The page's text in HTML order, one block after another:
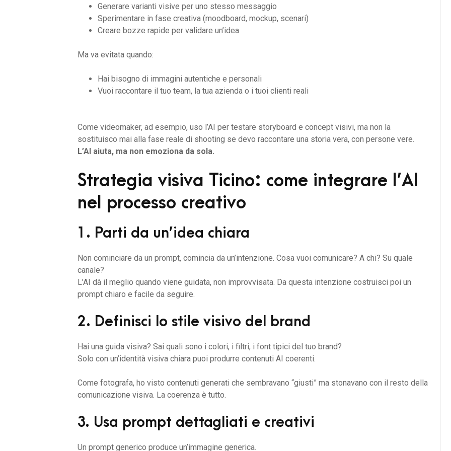
Generare varianti visive per uno stesso messaggio
Sperimentare in fase creativa (moodboard, mockup, scenari)
Creare bozze rapide per validare un’idea
Ma va evitata quando:
Hai bisogno di immagini autentiche e personali
Vuoi raccontare il tuo team, la tua azienda o i tuoi clienti reali
Come videomaker, ad esempio, uso l’AI per testare storyboard e concept visivi, ma non la
sostituisco mai alla fase reale di shooting se devo raccontare una storia vera, con persone vere.
L’AI aiuta, ma non emoziona da sola.
Strategia visiva Ticino: come integrare l’AI
nel processo creativo
1. Parti da un’idea chiara
Non cominciare da un prompt, comincia da un’intenzione. Cosa vuoi comunicare? A chi? Su quale
canale?
L’AI dà il meglio quando viene guidata, non improvvisata. Da questa intenzione costruisci poi un
prompt chiaro e facile da seguire.
2. Definisci lo stile visivo del brand
Hai una guida visiva? Sai quali sono i colori, i filtri, i font tipici del tuo brand?
Solo con un’identità visiva chiara puoi produrre contenuti AI coerenti.
Come fotografa, ho visto contenuti generati che sembravano “giusti” ma stonavano con il resto della
comunicazione visiva. La coerenza è tutto.
3. Usa prompt dettagliati e creativi
Un prompt generico produce un’immagine generica.